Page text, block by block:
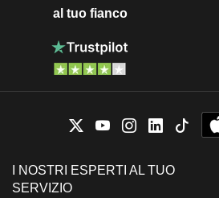
al tuo fianco
I NOSTRI ESPERTI AL TUO
SERVIZIO